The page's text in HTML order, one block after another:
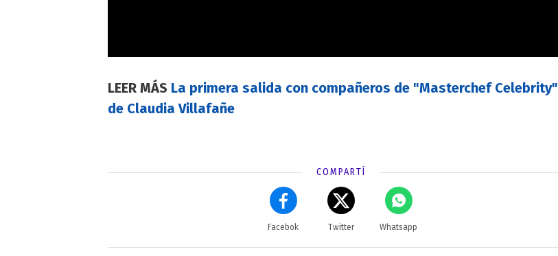
LEER MÁS La primera salida con compañeros de "Masterchef Celebrity"
de Claudia Villafañe
COMPARTÍ
Facebok Twitter Whatsapp